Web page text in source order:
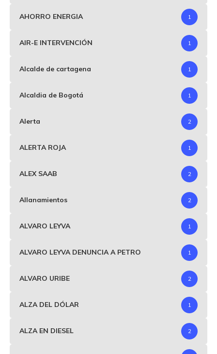
AHORRO ENERGIA 1
AIR-E INTERVENCIÓN 1
Alcalde de cartagena 1
Alcaldia de Bogotá 1
Alerta 2
ALERTA ROJA 1
ALEX SAAB 2
Allanamientos 2
ALVARO LEYVA 1
ALVARO LEYVA DENUNCIA A PETRO 1
ALVARO URIBE 2
ALZA DEL DÓLAR 1
ALZA EN DIESEL 2